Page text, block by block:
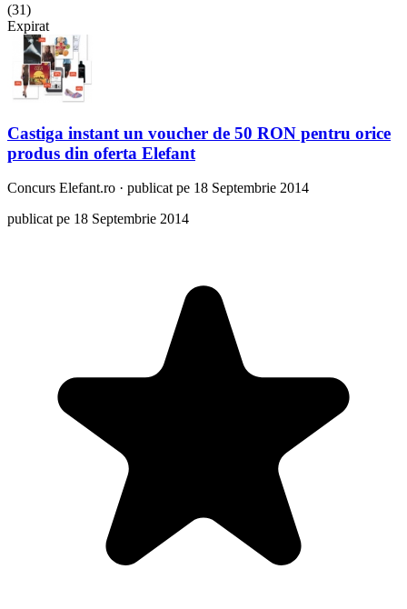
(31)
Expirat
Castiga instant un voucher de 50 RON pentru orice
produs din oferta Elefant
Concurs Elefant.ro · publicat pe 18 Septembrie 2014
publicat pe 18 Septembrie 2014